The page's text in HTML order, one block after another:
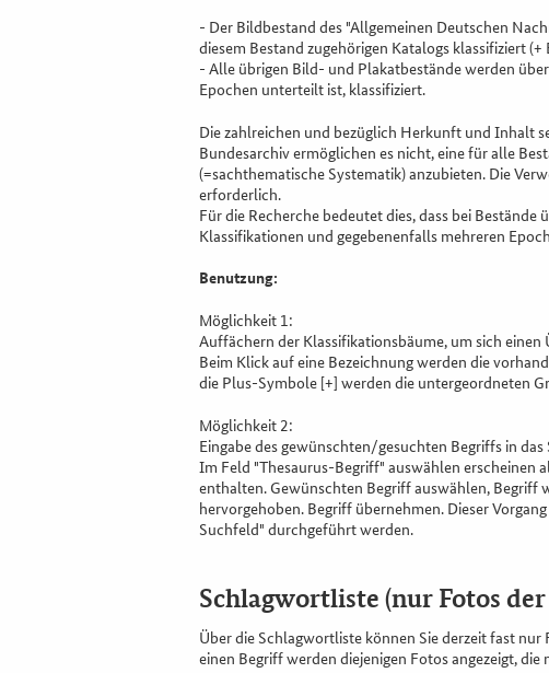
- Der Bildbestand des "Allgemeinen Deutschen
diesem Bestand zugehörigen Katalogs klassifiziert
- Alle übrigen Bild- und Plakatbestände werden
Epochen unterteilt ist, klassifiziert.
Die zahlreichen und bezüglich Herkunft und Inhalt
Bundesarchiv ermöglichen es nicht, eine für alle
(=sachthematische Systematik) anzubieten. Die
erforderlich.
Für die Recherche bedeutet dies, dass bei
Klassifikationen und gegebenenfalls mehreren
Benutzung:
Möglichkeit 1:
Auffächern der Klassifikationsbäume, um sich
Beim Klick auf eine Bezeichnung werden die
die Plus-Symbole [+] werden die untergeordneten
Möglichkeit 2:
Eingabe des gewünschten/gesuchten Begriffs in
Im Feld "Thesaurus-Begriff" auswählen erscheinen
enthalten. Gewünschten Begriff auswählen, Begriff
hervorgehoben. Begriff übernehmen. Dieser
Suchfeld" durchgeführt werden.
Schlagwortliste (nur Fotos
Über die Schlagwortliste können Sie derzeit fast
einen Begriff werden diejenigen Fotos angezeigt,